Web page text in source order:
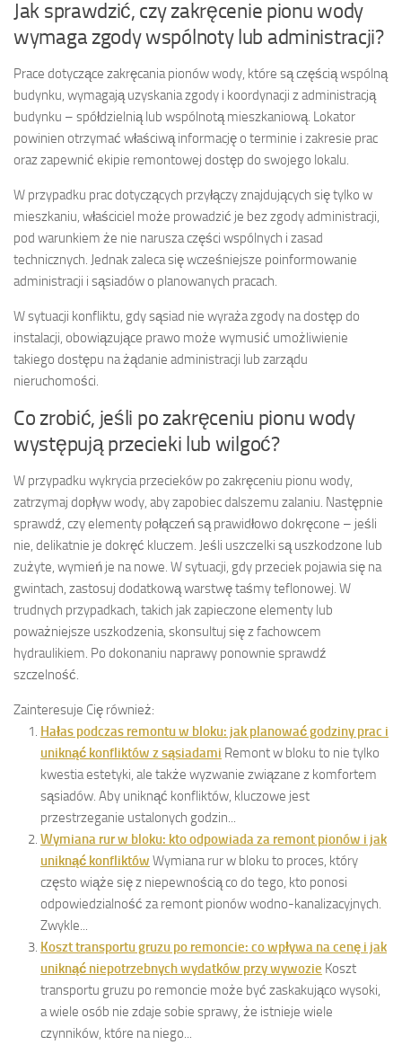
Jak sprawdzić, czy zakręcenie pionu wody
wymaga zgody wspólnoty lub administracji?
Prace dotyczące zakręcania pionów wody, które są częścią wspólną
budynku, wymagają uzyskania zgody i koordynacji z administracją
budynku – spółdzielnią lub wspólnotą mieszkaniową. Lokator
powinien otrzymać właściwą informację o terminie i zakresie prac
oraz zapewnić ekipie remontowej dostęp do swojego lokalu.
W przypadku prac dotyczących przyłączy znajdujących się tylko w
mieszkaniu, właściciel może prowadzić je bez zgody administracji,
pod warunkiem że nie narusza części wspólnych i zasad
technicznych. Jednak zaleca się wcześniejsze poinformowanie
administracji i sąsiadów o planowanych pracach.
W sytuacji konfliktu, gdy sąsiad nie wyraża zgody na dostęp do
instalacji, obowiązujące prawo może wymusić umożliwienie
takiego dostępu na żądanie administracji lub zarządu
nieruchomości.
Co zrobić, jeśli po zakręceniu pionu wody
występują przecieki lub wilgoć?
W przypadku wykrycia przecieków po zakręceniu pionu wody,
zatrzymaj dopływ wody, aby zapobiec dalszemu zalaniu. Następnie
sprawdź, czy elementy połączeń są prawidłowo dokręcone – jeśli
nie, delikatnie je dokręć kluczem. Jeśli uszczelki są uszkodzone lub
zużyte, wymień je na nowe. W sytuacji, gdy przeciek pojawia się na
gwintach, zastosuj dodatkową warstwę taśmy teflonowej. W
trudnych przypadkach, takich jak zapieczone elementy lub
poważniejsze uszkodzenia, skonsultuj się z fachowcem
hydraulikiem. Po dokonaniu naprawy ponownie sprawdź
szczelność.
Zainteresuje Cię również:
Hałas podczas remontu w bloku: jak planować godziny prac i
uniknąć konfliktów z sąsiadami Remont w bloku to nie tylko
kwestia estetyki, ale także wyzwanie związane z komfortem
sąsiadów. Aby uniknąć konfliktów, kluczowe jest
przestrzeganie ustalonych godzin...
Wymiana rur w bloku: kto odpowiada za remont pionów i jak
uniknąć konfliktów Wymiana rur w bloku to proces, który
często wiąże się z niepewnością co do tego, kto ponosi
odpowiedzialność za remont pionów wodno-kanalizacyjnych.
Zwykle...
Koszt transportu gruzu po remoncie: co wpływa na cenę i jak
uniknąć niepotrzebnych wydatków przy wywozie Koszt
transportu gruzu po remoncie może być zaskakująco wysoki,
a wiele osób nie zdaje sobie sprawy, że istnieje wiele
czynników, które na niego...